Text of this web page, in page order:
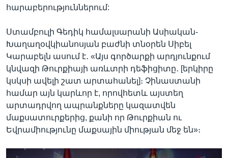
հարաբերություններում:
Ստամբուլի Գեդիկ համալսարանի Ասիական-
Խաղաղօվկիանոսյան բաժնի տնօրեն Սիբել
Կարաբելն ասում է․ «Այս գործարքի արդյունքում
կնվազի Թուրքիայի առևտրի դեֆիցիտը․ [երկիրը
կսկսի ավելի շատ արտահանել]։ Չինաստանի
համար այն կարևոր է, որովհետև այստեղ
արտադրվող ապրանքները կազատվեն
մաքսատուրքերից, քանի որ Թուրքիան ու
Եվրամիությունը մաքսային միության մեջ են»։